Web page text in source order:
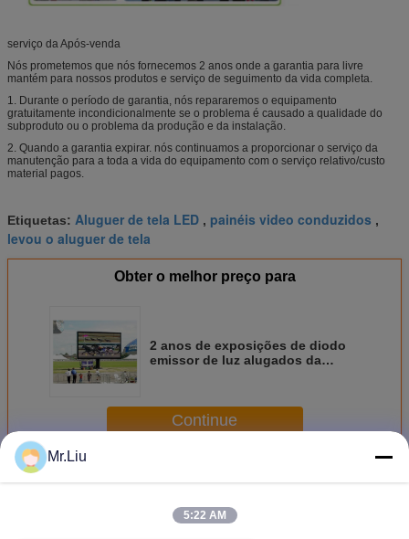
serviço da Após-venda
Nós prometemos que nós fornecemos 2 anos onde a garantia para livre
mantém para nossos produtos e serviço de seguimento da vida completa.
1. Durante o período de garantia, nós repararemos o equipamento
gratuitamente incondicionalmente se o problema é causado a qualidade do
subproduto ou o problema da produção e da instalação.
2. Quando a garantia expirar. nós continuamos a proporcionar o serviço da
manutenção para a toda a vida do equipamento com o serviço relativo/custo
material pagos.
Etiquetas: Aluguer de tela LED , painéis video conduzidos ,
levou o aluguer de tela
Obter o melhor preço para
2 anos de exposições de diodo
emissor de luz alugados da
Continue
Mais
Mr.Liu
5:22 AM